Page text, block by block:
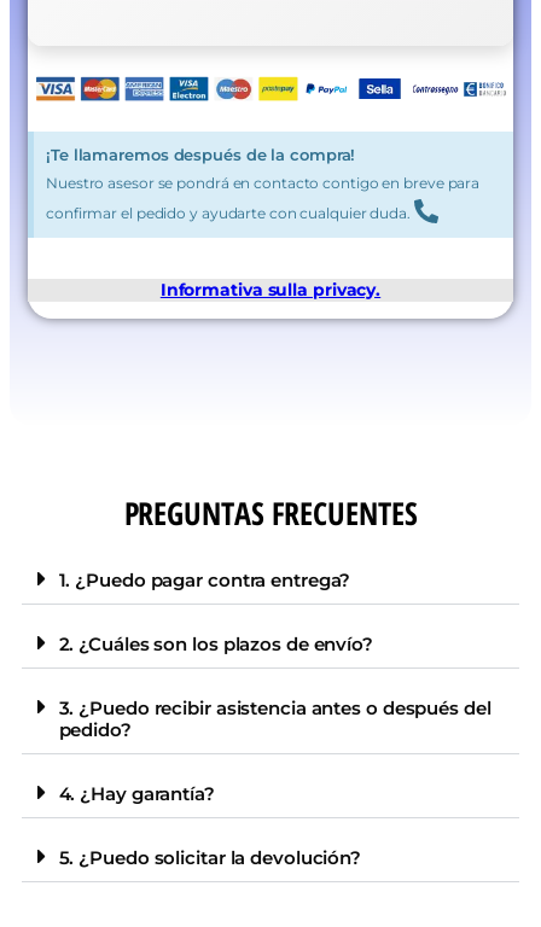
¡Te llamaremos después de la compra!
Nuestro asesor se pondrá en contacto contigo en breve para
confirmar el pedido y ayudarte con cualquier duda.
Informativa sulla privacy.
PREGUNTAS FRECUENTES
1. ¿Puedo pagar contra entrega?
2. ¿Cuáles son los plazos de envío?
3. ¿Puedo recibir asistencia antes o después del
pedido?
4. ¿Hay garantía?
5. ¿Puedo solicitar la devolución?